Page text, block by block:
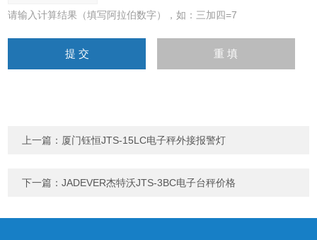
请输入计算结果（填写阿拉伯数字），如：三加四=7
上一篇： 厦门钰恒JTS-15LC电子秤外接报警灯
下一篇：JADEVER杰特沃JTS-3BC电子台秤价格